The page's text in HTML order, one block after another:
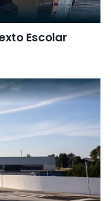
Escolar